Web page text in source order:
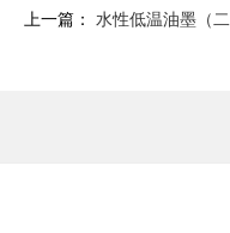
上一篇： 水性低温油墨（二